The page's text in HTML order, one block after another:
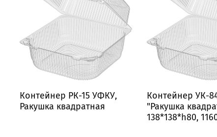
Контейнер РК-15 УФКУ,
Ракушка квадратная
Контейнер УК-
"Ракушка
138*138*h80,